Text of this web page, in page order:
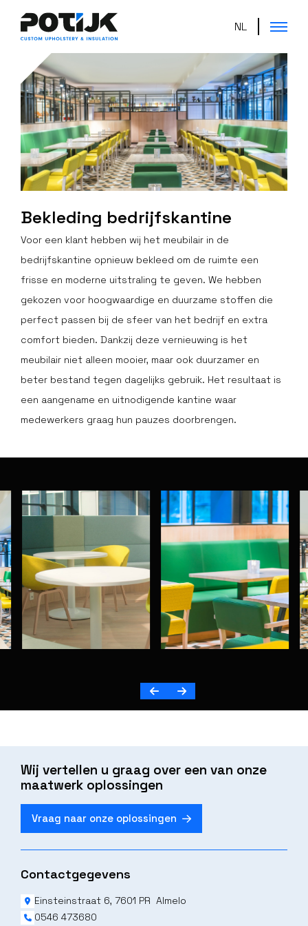
NL
Bekleding bedrijfskantine
Voor een klant hebben wij het meubilair in de
bedrijfskantine opnieuw bekleed om de ruimte een
frisse en moderne uitstraling te geven. We hebben
gekozen voor hoogwaardige en duurzame stoffen die
perfect passen bij de sfeer van het bedrijf en extra
comfort bieden. Dankzij deze vernieuwing is het
meubilair niet alleen mooier, maar ook duurzamer en
beter bestand tegen dagelijks gebruik. Het resultaat is
een aangename en uitnodigende kantine waar
medewerkers graag hun pauzes doorbrengen.
Wij vertellen u graag over een van onze
maatwerk oplossingen
Vraag naar onze oplossingen
Contactgegevens
Einsteinstraat 6, 7601 PR Almelo
0546 473680